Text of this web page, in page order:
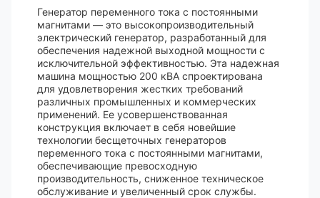
Генератор переменного тока с постоянными
магнитами — это высокопроизводительный
электрический генератор, разработанный для
обеспечения надежной выходной мощности с
исключительной эффективностью. Эта надежная
машина мощностью 200 кВА спроектирована
для удовлетворения жестких требований
различных промышленных и коммерческих
применений. Ее усовершенствованная
конструкция включает в себя новейшие
технологии бесщеточных генераторов
переменного тока с постоянными магнитами,
обеспечивающие превосходную
производительность, сниженное техническое
обслуживание и увеличенный срок службы.